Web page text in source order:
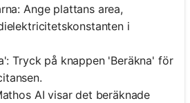
Ange plattans area,
i
Tryck på knappen 'Beräkna' för
AI visar det beräknade